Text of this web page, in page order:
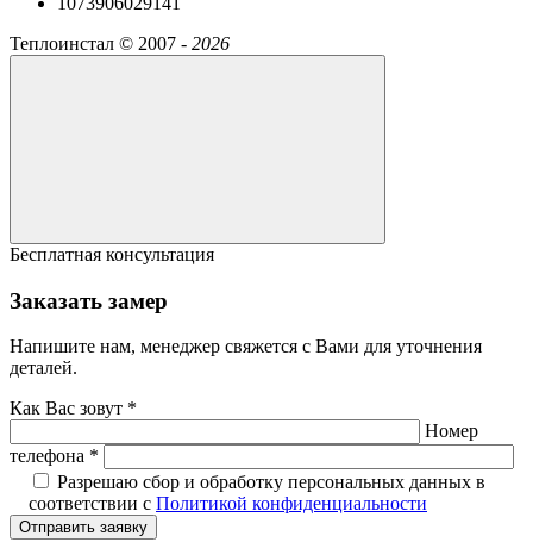
Теплоинстал © 2007 - 2026
Бесплатная консультация
Заказать замер
Напишите нам, менеджер свяжется с Вами для уточнения
деталей.
Как Вас зовут *
Номер
телефона *
Разрешаю сбор и обработку персональных данных в
соответствии с Политикой конфиденциальности
Отправить заявку